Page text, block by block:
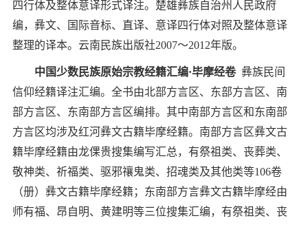
四行体及整体意译形式译注。楚雄彝族自治州人民政府
编，彝文、国际音标、直译、意译四行体对照及整体意译
整理的译本。云南民族出版社2007～2012年版。
中国少数民族原始宗教经籍汇编·毕摩经卷 彝族民间
信仰经籍译注汇编。全书由北部方言区、东部方言区、南
部方言区、东南部方言区编排。其中南部方言区和东南部
方言区均涉及红河彝文古籍毕摩经籍。南部方言区彝文古
籍毕摩经籍由龙倮贵搜集编写汇总，有祭祖类、丧葬类、
敬神类、祈福类、驱邪禳鬼类、招魂类及其他类等106卷
（册）彝文古籍毕摩经籍；东南部方言彝文古籍毕摩经由
师有福、昂自明、黄建明等三位搜集汇编，有祭祖类、丧